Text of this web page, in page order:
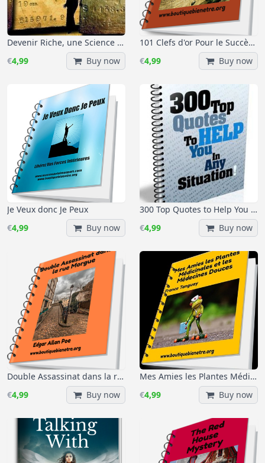
Devenir Riche, une Science Exacte
€4,99 Buy now
101 Clefs d'or Pour le Succès et l'Accomplissement dans la vie
€4,99 Buy now
Je Veux donc Je Peux
€4,99 Buy now
300 Top Quotes to Help You in any Situation
€4,99 Buy now
Double Assassinat dans la rue Morgue
€4,99 Buy now
Mes Amies les Plantes Médicinales et les Médecines douces
€4,99 Buy now